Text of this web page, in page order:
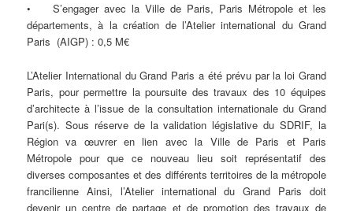
• S’engager avec la Ville de Paris, Paris Métropole et les
départements, à la création de l’Atelier international du Grand
Paris (AIGP) : 0,5 M€
L’Atelier International du Grand Paris a été prévu par la loi Grand
Paris, pour permettre la poursuite des travaux des 10 équipes
d’architecte à l’issue de la consultation internationale du Grand
Pari(s). Sous réserve de la validation législative du SDRIF, la
Région va œuvrer en lien avec la Ville de Paris et Paris
Métropole pour que ce nouveau lieu soit représentatif des
diverses composantes et des différents territoires de la métropole
francilienne Ainsi, l’Atelier international du Grand Paris doit
devenir un centre de partage et de promotion des travaux de